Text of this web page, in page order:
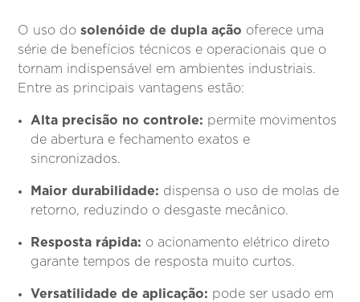
O uso dosolenóide de dupla ação oferece uma
série de benefícios técnicos e operacionais que o
tornam indispensável em ambientes industriais.
Entre as principais vantagens estão:
Alta precisão no controle: permite movimentos
de abertura e fechamento exatos e
sincronizados.
Maior durabilidade: dispensa o uso de molas de
retorno, reduzindo o desgaste mecânico.
Resposta rápida: o acionamento elétrico direto
garante tempos de resposta muito curtos.
Versatilidade de aplicação: pode ser usado em